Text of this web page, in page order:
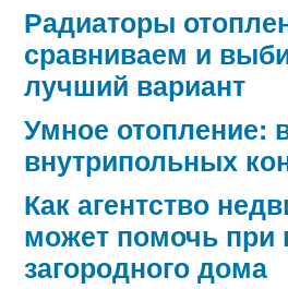
Радиаторы
сравниваем и
лучший вариант
Умное отопление:
внутрипольных
Как агентство
может помочь при
загородного дома